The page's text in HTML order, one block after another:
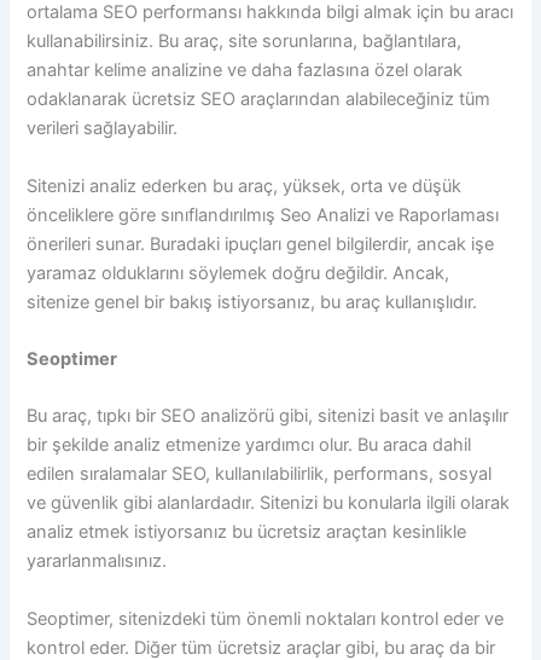
ortalama SEO performansı hakkında bilgi almak için bu aracı
kullanabilirsiniz. Bu araç, site sorunlarına, bağlantılara,
anahtar kelime analizine ve daha fazlasına özel olarak
odaklanarak ücretsiz SEO araçlarından alabileceğiniz tüm
verileri sağlayabilir.
Sitenizi analiz ederken bu araç, yüksek, orta ve düşük
önceliklere göre sınıflandırılmış Seo Analizi ve Raporlaması
önerileri sunar. Buradaki ipuçları genel bilgilerdir, ancak işe
yaramaz olduklarını söylemek doğru değildir. Ancak,
sitenize genel bir bakış istiyorsanız, bu araç kullanışlıdır.
Seoptimer
Bu araç, tıpkı bir SEO analizörü gibi, sitenizi basit ve anlaşılır
bir şekilde analiz etmenize yardımcı olur. Bu araca dahil
edilen sıralamalar SEO, kullanılabilirlik, performans, sosyal
ve güvenlik gibi alanlardadır. Sitenizi bu konularla ilgili olarak
analiz etmek istiyorsanız bu ücretsiz araçtan kesinlikle
yararlanmalısınız.
Seoptimer, sitenizdeki tüm önemli noktaları kontrol eder ve
kontrol eder. Diğer tüm ücretsiz araçlar gibi, bu araç da bir